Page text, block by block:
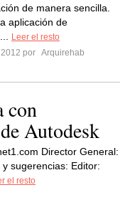
de manera sencilla.
aplicación de
Leer el resto
por Arquirehab
con
Autodesk
Director General:
sugerencias: Editor:
el resto